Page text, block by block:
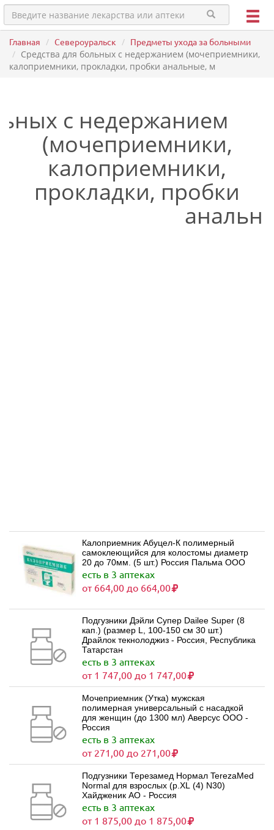
Главная Североуральск Предметы ухода за больными
Средства для больных с недержанием (мочеприемники,
калоприемники, прокладки, пробки анальные, м
с недержанием
(мочеприемники,
калоприемники,
прокладки, пробки
Калоприемник Абуцел-К полимерный
самоклеющийся для колостомы диаметр
20 до 70мм. (5 шт.) Россия Пальма ООО
есть в 3 аптеках
от 664,00 до 664,00
Подгузники Дэйли Супер Dailee Super (8
кап.) (размер L, 100-150 см 30 шт.)
Драйлок текнолоджиз - Россия, Республика
Татарстан
есть в 3 аптеках
от 1 747,00 до 1 747,00
Мочеприемник (Утка) мужская
полимерная универсальный с насадкой
для женщин (до 1300 мл) Аверсус ООО -
Россия
есть в 3 аптеках
от 271,00 до 271,00
Подгузники Терезамед Нормал TerezaMed
Normal для взрослых (р.XL (4) N30)
Хайдженик АО - Россия
есть в 3 аптеках
от 1 875,00 до 1 875,00